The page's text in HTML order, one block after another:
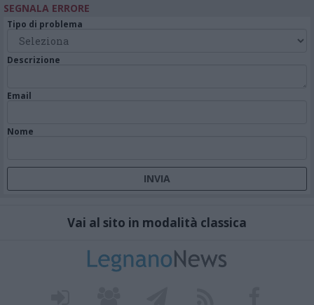
SEGNALA ERRORE
Tipo di problema
Descrizione
Email
Nome
Vai al sito in modalità classica